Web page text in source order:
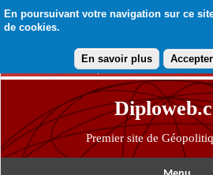
En poursuivant votre navigation sur ce
de cookies.
En savoir plus Accepter
Premier site de